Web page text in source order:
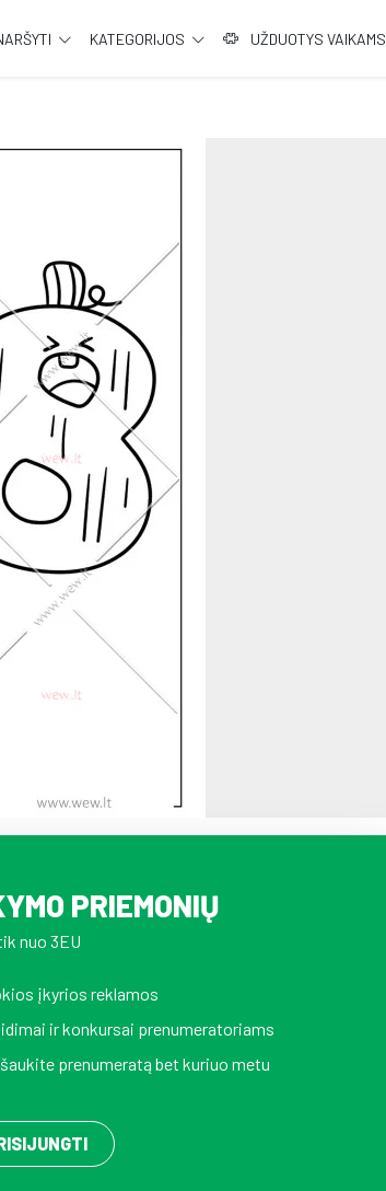
KATEGORIJOS UŽDUOTYS VAIKAMS
PRIEMONIŲ
nuo 3EU
įkyrios reklamos
ir konkursai prenumeratoriams
prenumeratą bet kuriuo metu